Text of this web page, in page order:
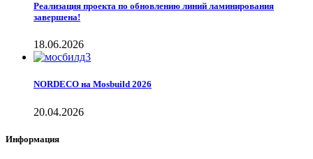
Реализация проекта по обновлению линий ламинирования
завершена!
18.06.2026
NORDECO на Mosbuild 2026
20.04.2026
Информация